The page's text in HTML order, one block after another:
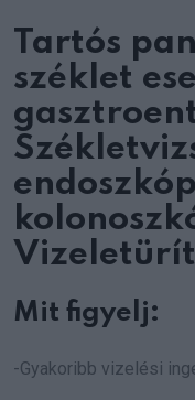
Tartós
széklet
Mit figyelj:
-Gyakoribb vizelési